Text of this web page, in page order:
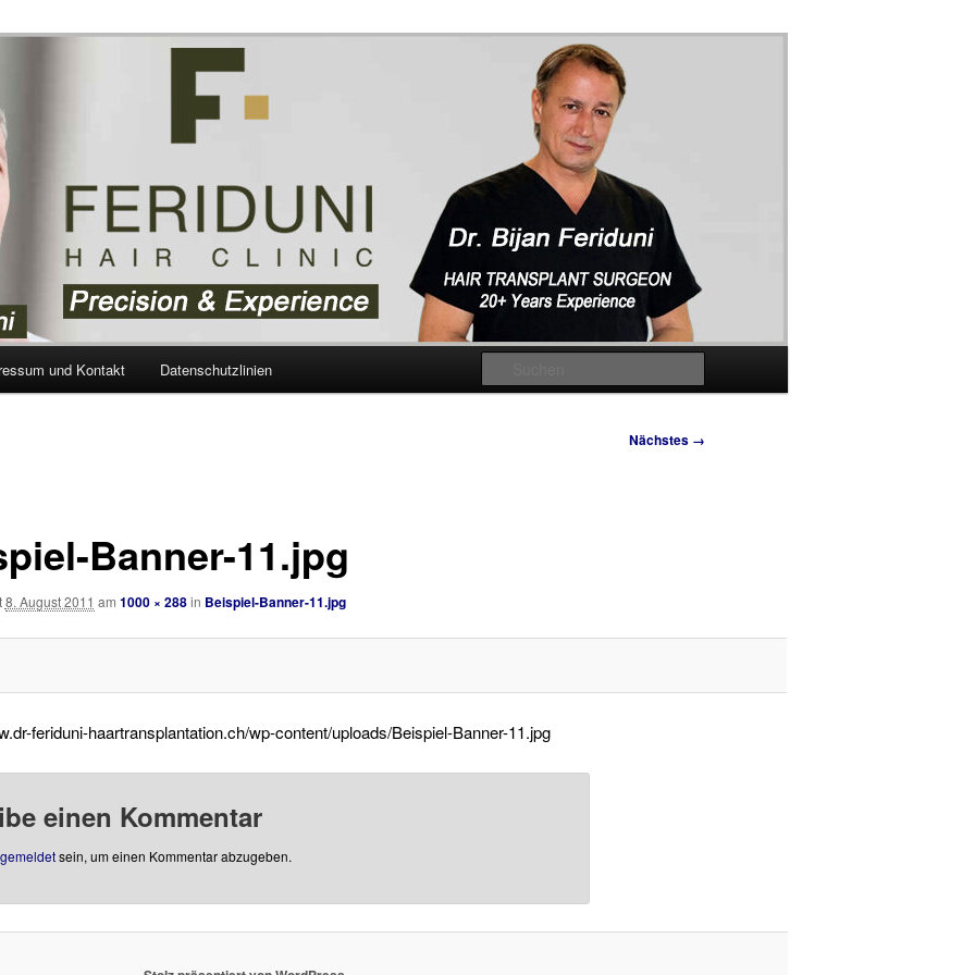
– Blog
und Kontakt Datenschutzlinien
Nächstes →
Banner-11.jpg
8. August 2011 am 1000 × 288in Beispiel-Banner-11.jpg
feriduni-haartransplantation.ch/wp-content/uploads/Beispiel-Banner-11.jpg
einen Kommentar
sein, um einen Kommentar abzugeben.